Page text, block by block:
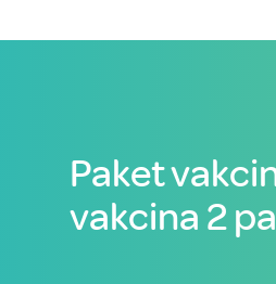
Paket
vakcina 2